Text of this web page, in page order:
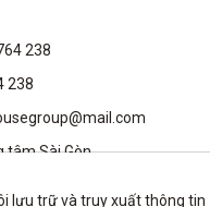
238
238
tâm Sài Gòn
lưu trữ và truy xuất thông tin